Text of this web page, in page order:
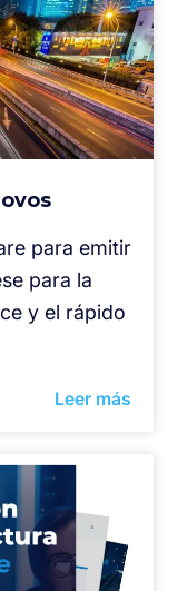
para emitir
para la
y el rápido
Leer más